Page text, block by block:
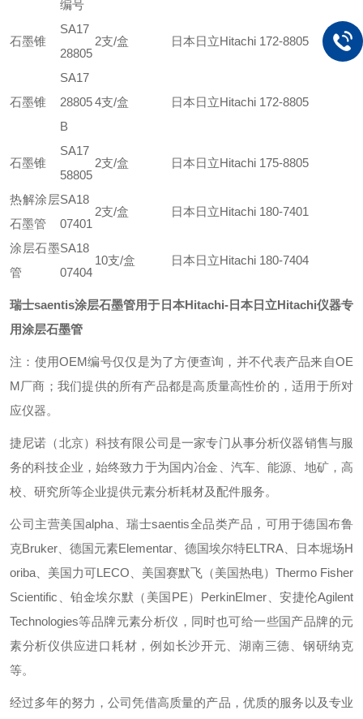
编号
石墨锥
SA17
28805
2支/盒 日本日立Hitachi 172-8805
石墨锥
SA17
28805
B
4支/盒 日本日立Hitachi 172-8805
石墨锥
SA17
58805
2支/盒 日本日立Hitachi 175-8805
热解涂层
石墨管
SA18
07401
2支/盒 日本日立Hitachi 180-7401
涂层石墨
管
SA18
07404
10支/盒 日本日立Hitachi 180-7404
瑞士saentis涂层石墨管用于日本Hitachi-日本日立Hitachi仪器专
用涂层石墨管
注：使用OEM编号仅仅是为了方便查询，并不代表产品来自OE
M厂商；我们提供的所有产品都是高质量高性价的，适用于所对
应仪器。
捷尼诺（北京）科技有限公司是一家专门从事分析仪器销售与服
务的科技企业，始终致力于为国内冶金、汽车、能源、地矿，高
校、研究所等企业提供元素分析耗材及配件服务。
公司主营美国alpha、瑞士saentis全品类产品，可用于德国布鲁
克Bruker、德国元素Elementar、德国埃尔特ELTRA、日本堀场H
oriba、美国力可LECO、美国赛默飞（美国热电）Thermo Fisher
Scientific、铂金埃尔默（美国PE）PerkinElmer、安捷伦Agilent
Technologies等品牌元素分析仪，同时也可给一些国产品牌的元
素分析仪供应进口耗材，例如长沙开元、湖南三德、钢研纳克
等。
经过多年的努力，公司凭借高质量的产品，优质的服务以及专业